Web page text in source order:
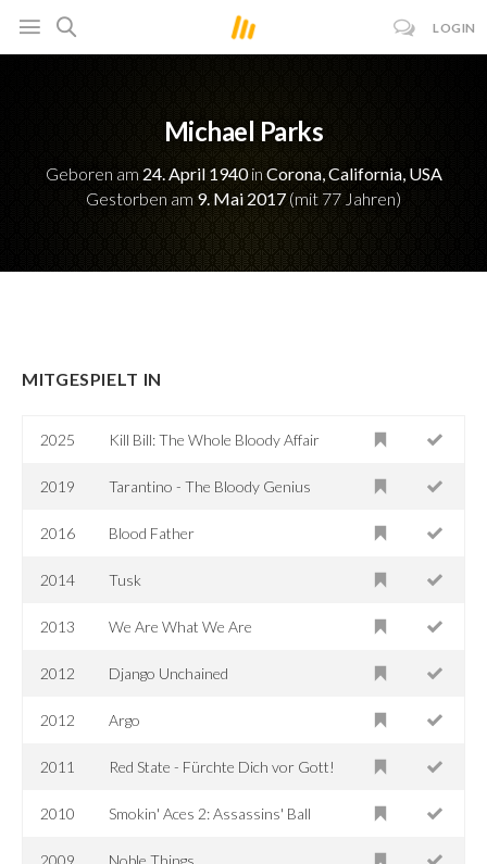
LOGIN
Michael Parks
Geboren am 24. April 1940in Corona, California, USA
Gestorben am 9. Mai 2017 (mit 77 Jahren)
MITGESPIELT IN
2025 Kill Bill: The Whole Bloody Affair
2019 Tarantino - The Bloody Genius
2016 Blood Father
2014 Tusk
2013 We Are What We Are
2012 Django Unchained
2012 Argo
2011 Red State - Fürchte Dich vor Gott!
2010 Smokin' Aces 2: Assassins' Ball
2009 Noble Things